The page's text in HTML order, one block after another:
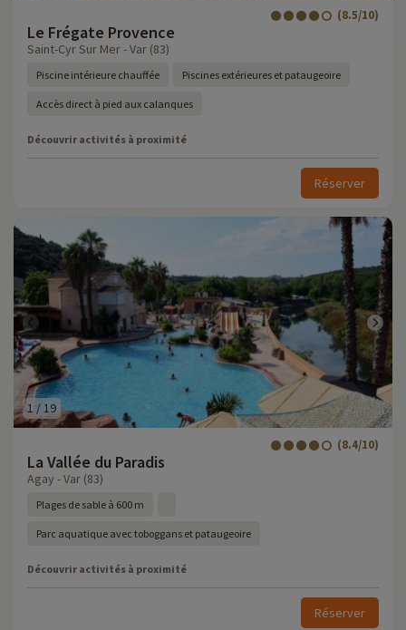
Le Frégate Provence
(8.5/10)
Saint-Cyr Sur Mer - Var (83)
Piscine intérieure chauffée Piscines extérieures et pataugeoire
Accès direct à pied aux calanques
Découvrir activités à proximité
Réserver
1 /19
La Vallée du Paradis
(8.4/10)
Agay - Var (83)
Plages de sable à 600 m
Parc aquatique avec toboggans et pataugeoire
Découvrir activités à proximité
Réserver